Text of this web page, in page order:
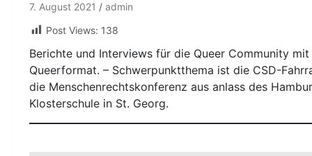
7. August 2021
admin
Post Views: 138
Berichte und Interviews für die Queer Community
Queerformat. – Schwerpunktthema ist die CSD-
die Menschenrechtskonferenz aus anlass des
Klosterschule in St. Georg.